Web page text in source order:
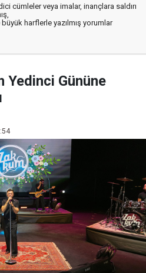
cümleler veya imalar, inançlara saldırı
harflerle yazılmış yorumlar
Yedinci Gününe